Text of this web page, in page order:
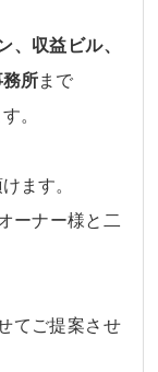
、収益ビル、
所まで
。
ます。
ーナー様と二
てご提案させ